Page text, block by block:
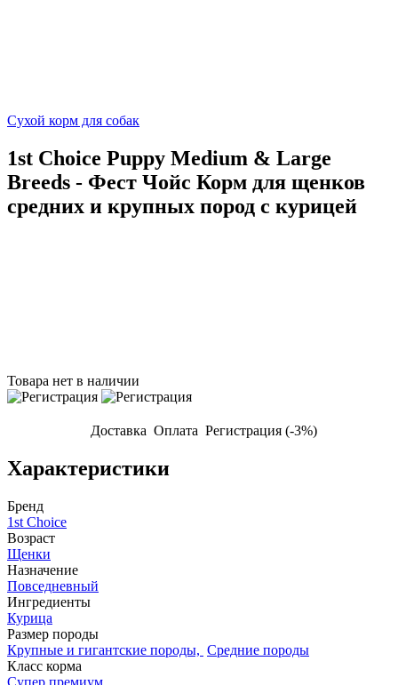
Сухой корм для собак
1st Choice Puppy Medium & Large
Breeds - Фест Чойс Корм для щенков
средних и крупных пород с курицей
Товара нет в наличии
Доставка Оплата Регистрация (-3%)
Характеристики
Бренд
1st Choice
Возраст
Щенки
Назначение
Повседневный
Ингредиенты
Курица
Размер породы
Крупные и гигантские породы, Средние породы
Класс корма
Супер премиум